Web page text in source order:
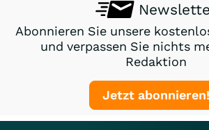
Abonnieren Sie unsere
und verpassen Sie nichts
Redaktion
Jetzt abonnieren!